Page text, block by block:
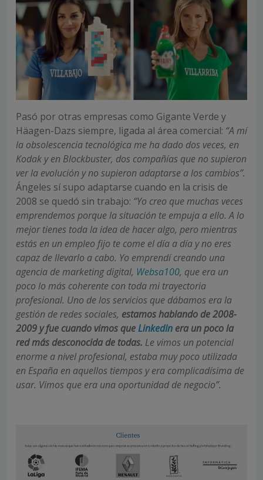
Pasó por otras empresas como Gigante Verde y
Häagen-Dazs siempre, ligada al área comercial: “A mí
la obsolescencia tecnológica me ha dado dos veces, en
Kodak y en Blockbuster, dos compañías que no supieron
ver la evolución y no supieron adaptarse a los cambios”.
Ángeles sí supo adaptarse cuando en la crisis de
2008 se quedó sin trabajo: “Yo creo que muchas veces
emprendemos porque la situación te empuja a ello. A lo
mejor tienes toda la idea de hacer algo, pero mientras
estás en un empleo fijo te come el día a día y no eres
capaz de llevarlo a cabo. Yo emprendí creando una
agencia de marketing digital, Websa100, que era un
poco lo más coherente con toda mi trayectoria
profesional. Uno de los servicios que dábamos era la
gestión de redes sociales, estamos hablando de 2008-
2009 y fue cuando vimos queLinkedIn era un poco la
red más desconocida de todas. Le vimos un potencial
enorme a nivel profesional, estaba muy poco utilizada
en España en aquellos tiempos y era complicadísima de
usar. Vimos que era una oportunidad de negocio”.